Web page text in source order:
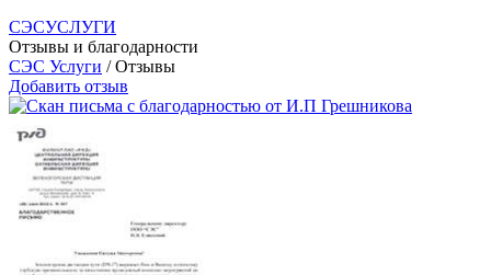
СЭСУСЛУГИ
Отзывы и благодарности
СЭС Услуги / Отзывы
Добавить отзыв